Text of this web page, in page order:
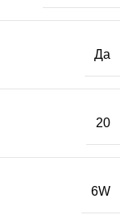
Да
20
6W